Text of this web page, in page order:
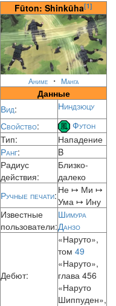
Fūton: Shinkūha[1]
Аниме ・ Манга
Данные
Вид:
Ниндзюцу
Свойство:
Футон
Тип:
Нападение
Ранг:
B
Радиус
действия:
Близко-
далеко
Ручные печати: Не ↦ Ми ↦
Ума ↦ Ину
Известные
пользователи:
Шимура
Данзо
Дебют:
«Наруто»,
том 49
«Наруто»,
глава 456
«Наруто
Шиппуден»,